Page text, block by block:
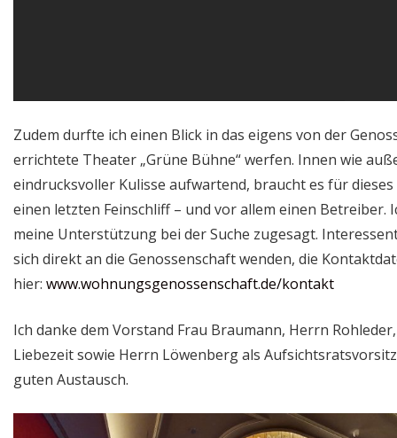
Zudem durfte ich einen Blick in das eigens von der
errichtete Theater „Grüne Bühne“ werfen. Innen wie
eindrucksvoller Kulisse aufwartend, braucht es für
einen letzten Feinschliff – und vor allem einen Betreiber.
meine Unterstützung bei der Suche zugesagt.
sich direkt an die Genossenschaft wenden, die
hier: www.wohnungsgenossenschaft.de/kontakt
Ich danke dem Vorstand Frau Braumann, Herrn
Liebezeit sowie Herrn Löwenberg als
guten Austausch.